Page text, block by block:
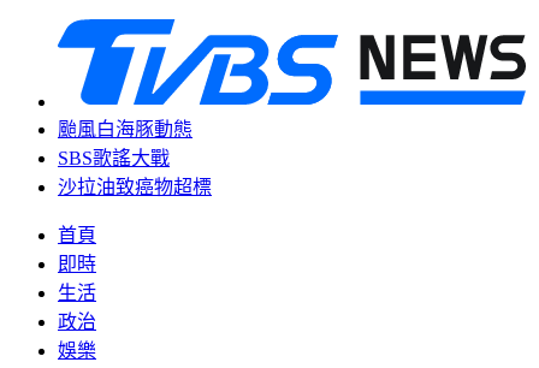
颱風白海豚動態
SBS歌謠大戰
沙拉油致癌物超標
首頁
即時
生活
政治
娛樂